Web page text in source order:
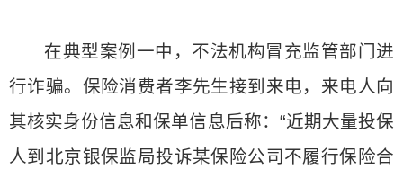
在典型案例一中，不法机构冒充监管部门进
行诈骗。保险消费者李先生接到来电，来电人向
其核实身份信息和保单信息后称：“近期大量投保
人到北京银保监局投诉某保险公司不履行保险合